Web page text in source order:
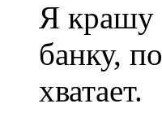
Я крашу
банку,
хватает.